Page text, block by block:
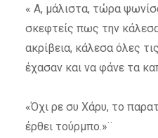
« Α, μάλιστα, τώρα
σκεφτείς πως την
ακρίβεια, κάλεσα όλες
έχασαν και να φάνε τα
«Όχι ρε συ Χάρυ, το
έρθει τούρμπο.»¨